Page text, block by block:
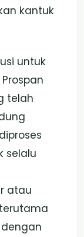
kantuk
untuk
telah
selalu
atau